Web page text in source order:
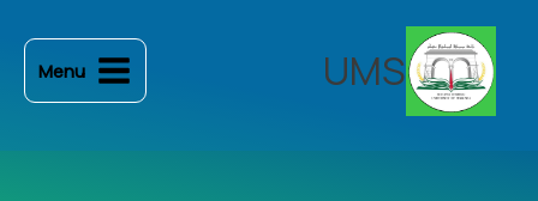
المحتوى
UMS
Menu